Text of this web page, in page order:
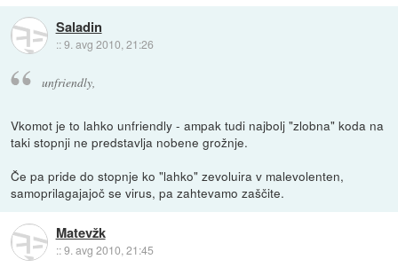
Saladin
::9. avg 2010, 21:26
unfriendly,
Vkomot je to lahko unfriendly - ampak tudi najbolj "zlobna" koda na
taki stopnji ne predstavlja nobene grožnje.
Če pa pride do stopnje ko "lahko" zevoluira v malevolenten,
samoprilagajajoč se virus, pa zahtevamo zaščite.
Matevžk
::9. avg 2010, 21:45